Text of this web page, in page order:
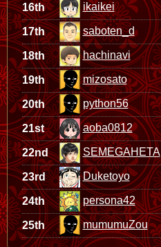
16th ikaikei
17th saboten_d
18th hachinavi
19th mizosato
20th python56
21st aoba0812
22nd SEMEGAHETA
23rd Duketoyo
24th persona42
25th mumumuZou